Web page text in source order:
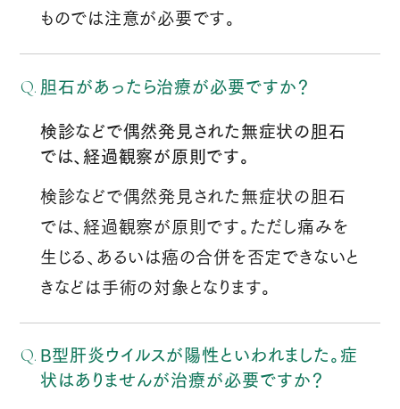
ものでは注意が必要です。
胆石があったら治療が必要ですか？
検診などで偶然発見された無症状の胆石
では、経過観察が原則です。
検診などで偶然発見された無症状の胆石
では、経過観察が原則です。ただし痛みを
生じる、あるいは癌の合併を否定できないと
きなどは手術の対象となります。
B型肝炎ウイルスが陽性といわれました。症
状はありませんが治療が必要ですか？